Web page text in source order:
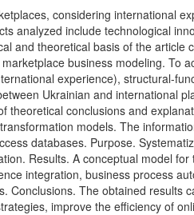
considering international
analyzed include technological
and theoretical basis of the article
business modeling. To
experience), structural-
Ukrainian and international
conclusions and
models. The
databases. Purpose.
Results. A conceptual model
integration, business process
The obtained results
improve the efficiency of